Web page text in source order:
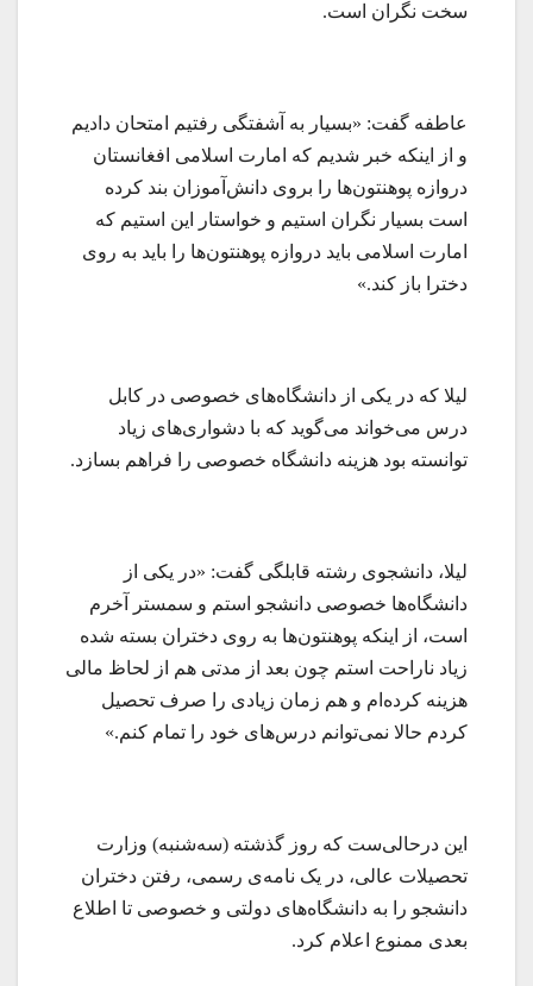
سخت نگران است.
عاطفه گفت: «بسیار به آشفتگی رفتیم امتحان دادیم
و از اینکه خبر شدیم که امارت اسلامی افغانستان
دروازه پوهنتون‌ها را بروی دانش‌آموزان بند کرده
است بسیار نگران استیم و خواستار این استیم که
امارت اسلامی باید دروازه پوهنتون‌ها را باید به روی
دخترا باز کند.»
لیلا که در یکی از دانشگاه‌های خصوصی در کابل
درس می‌خواند می‌گوید که با دشواری‌های زیاد
توانسته بود هزینه دانشگاه خصوصی را فراهم بسازد.
لیلا، دانشجوی رشته قابلگی گفت: «در یکی از
دانشگاه‌ها خصوصی دانشجو استم و سمستر آخرم
است، از اینکه پوهنتون‌ها به روی دختران بسته شده
زیاد ناراحت استم چون بعد از مدتی هم از لحاظ مالی
هزینه کرده‌ام و هم زمان زیادی را صرف تحصیل
کردم حالا نمی‌توانم درس‌های خود را تمام کنم.»
این درحالی‌ست که روز گذشته (سه‌شنبه) وزارت
تحصیلات عالی، در یک نامه‌ی رسمی، رفتن دختران
دانشجو را به دانشگاه‌های دولتی و خصوصی تا اطلاع
بعدی ممنوع اعلام کرد.